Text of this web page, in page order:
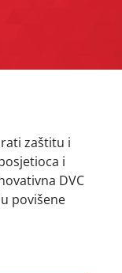
zaštitu i
i
DVC
povišene